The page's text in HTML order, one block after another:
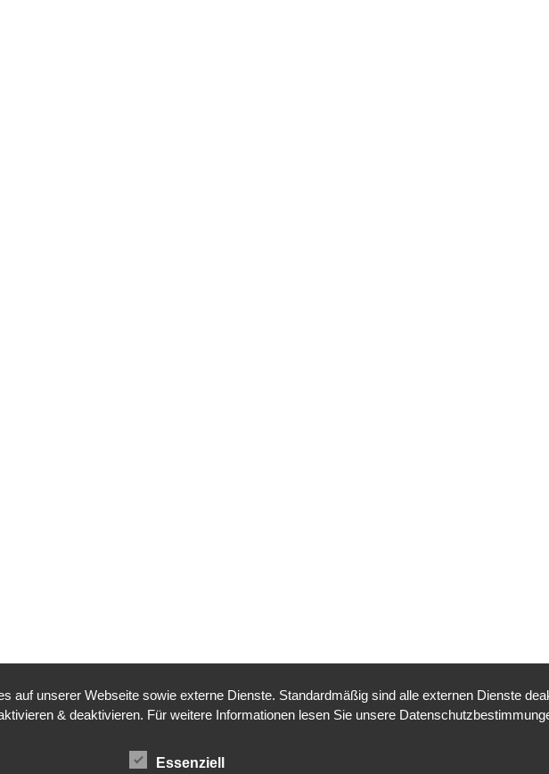
auf unserer Webseite sowie externe Dienste. Standardmäßig sind alle externen Dienste
& deaktivieren. Für weitere Informationen lesen Sie unsere
Essenziell